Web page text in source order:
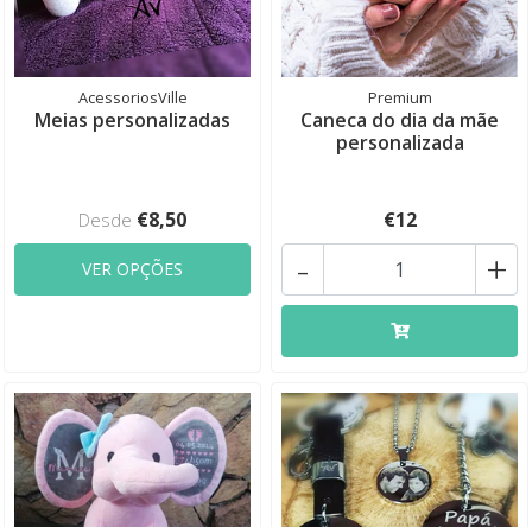
AcessoriosVille
Meias personalizadas
Desde €8,50
VER OPÇÕES
Premium
Caneca do dia da mãe
personalizada
€12
+
-